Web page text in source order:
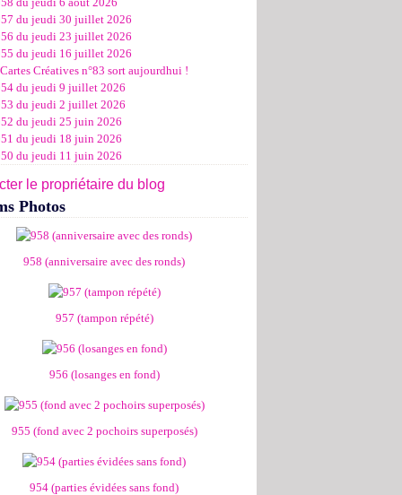
(4)
(8)
(6)
(12)
(14)
(13)
(19)
(13)
(14)
(15)
(14)
(16)
(14)
(18)
(16)
(24)
(16)
(15)
(19)
(17)
(15)
(20)
(8)
(17)
(15)
du jeudi 30 juillet 2026
du jeudi 23 juillet 2026
du jeudi 16 juillet 2026
Créatives n°83 sort aujourdhui !
du jeudi 9 juillet 2026
du jeudi 2 juillet 2026
du jeudi 25 juin 2026
du jeudi 18 juin 2026
du jeudi 11 juin 2026
le propriétaire du blog
Photos
958 (anniversaire avec des ronds)
957 (tampon répété)
956 (losanges en fond)
955 (fond avec 2 pochoirs superposés)
954 (parties évidées sans fond)